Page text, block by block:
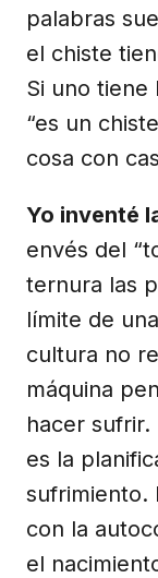
palabras
el chiste
Si uno tiene
“es un
cosa con
Yo inventé
envés del
ternura las
límite de
cultura no
máquina
hacer
es la
sufrimiento.
con la
el